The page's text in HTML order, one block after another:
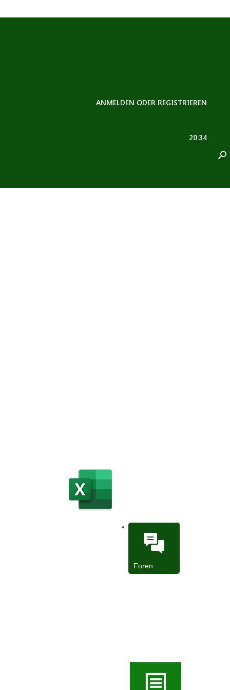
10.01.2004 15.05.2004 18.09.2004
17.01.2004 22.05.2004 25.09.2004
24.01.2004 29.05.2004 02.10.2004
07.02.2004 12.06.2004 16.10.2004
28.02.2004 03.07.2004 06.11.2004
ANMELDEN ODER REGISTRIEREN
20:34
Foren